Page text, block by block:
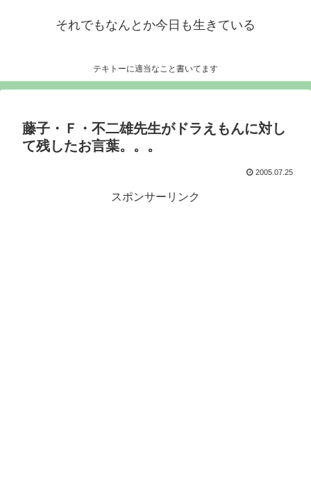
それでもなんとか今日も生きている
テキトーに適当なこと書いてます
藤子・Ｆ・不二雄先生がドラえもんに対し
て残したお言葉。。。
2005.07.25
スポンサーリンク